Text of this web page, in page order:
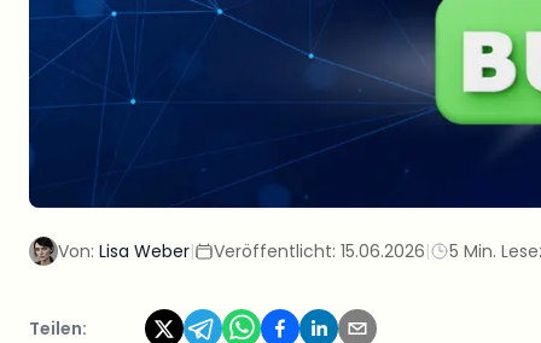
Von: Lisa Weber| Veröffentlicht: 15.06.2026| 5 Min.
Teilen: